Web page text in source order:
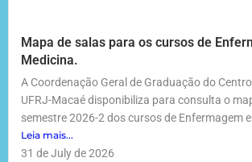
Mapa de salas para os cursos de
Medicina.
A Coordenação Geral de Graduação do
UFRJ-Macaé disponibiliza para consulta o
semestre 2026-2 dos cursos de Enfermagem
Leia mais...
31 de July de 2026